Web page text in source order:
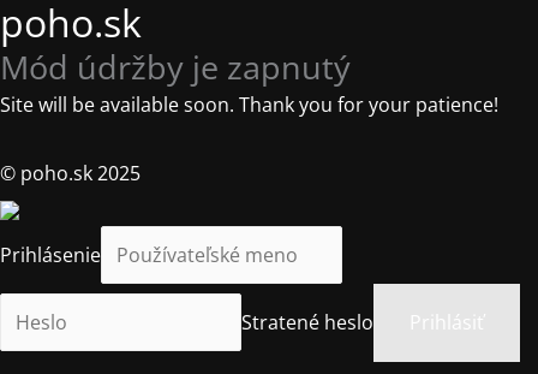
poho.sk
Mód údržby je zapnutý
Site will be available soon. Thank you for your patience!
© poho.sk 2025
Prihlásenie
Stratené heslo